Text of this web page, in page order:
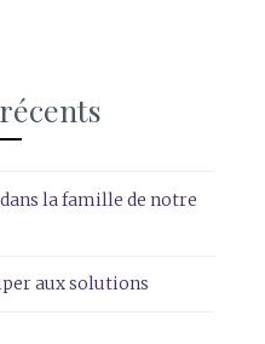
la famille de notre
aux solutions